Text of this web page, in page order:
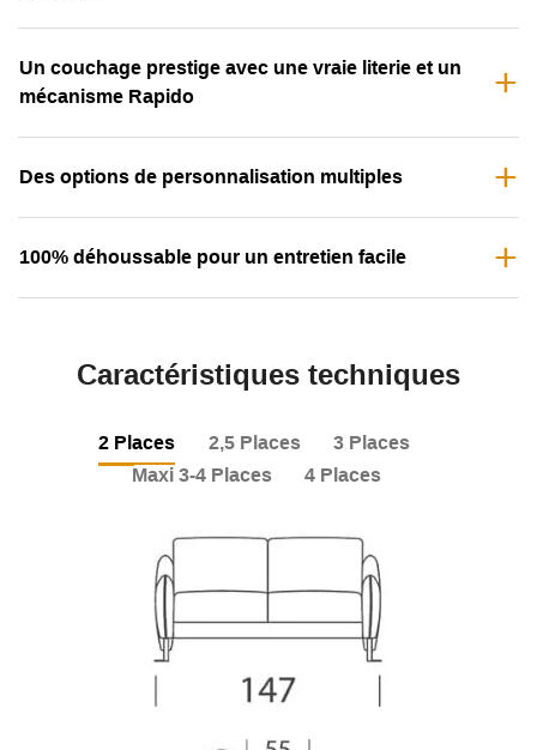
Un couchage prestige avec une vraie literie et un
mécanisme Rapido
Des options de personnalisation multiples
100% déhoussable pour un entretien facile
Caractéristiques techniques
2 Places 2,5 Places
3 Places
Maxi 3-4 Places
4 Places